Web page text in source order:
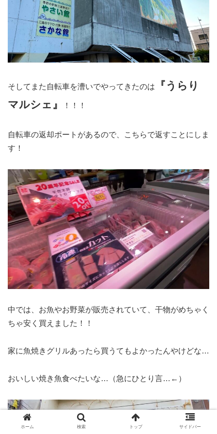
そしてまた自転車を漕いでやってきたのは
『うらり
マルシェ』
！！！
自転車の返却ポートがあるので、こちらで返すことにしま
す！
中では、お魚やお野菜が販売されていて、干物がめちゃく
ちゃ安く買えました！！
家に魚焼きグリルあったら買うてもよかったんやけどな…
おいしい焼き魚食べたいな…（急にひとり言…←）
ホーム 検索 トップ サイドバー